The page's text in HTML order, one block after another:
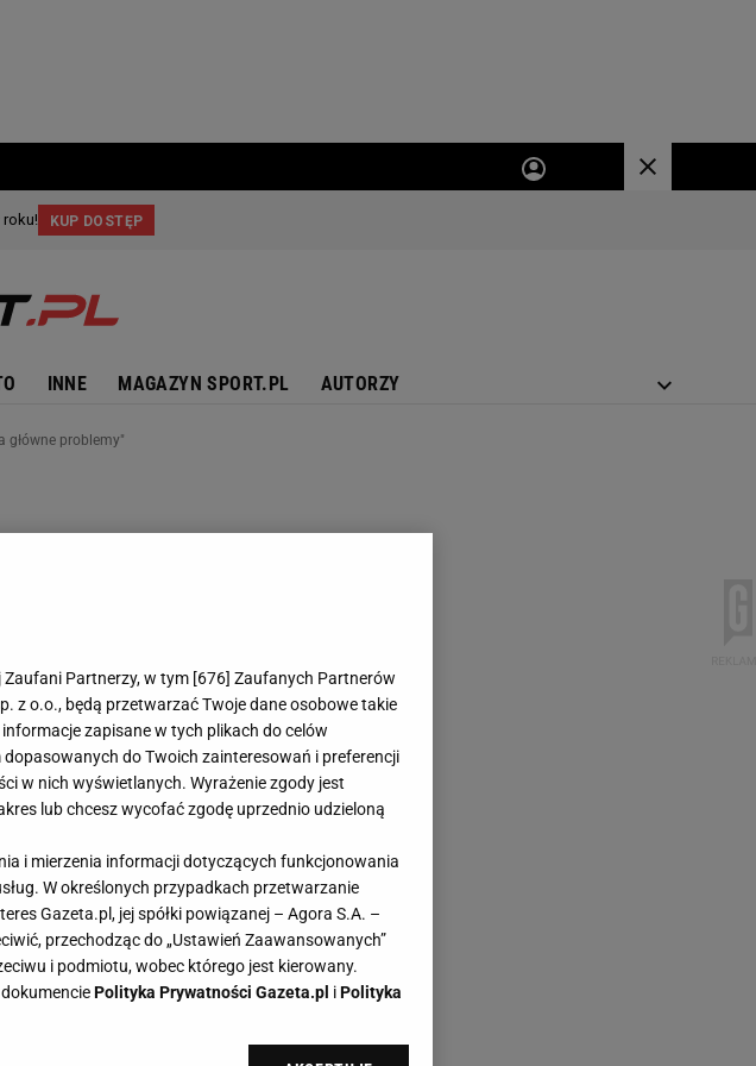
INNE MAGAZYN SPORT.PL AUTORZY
główne problemy"
Zaufani Partnerzy, w tym [676] Zaufanych Partnerów
z o.o., będą przetwarzać Twoje dane osobowe takie
zapisane w tych plikach do celów
do Twoich zainteresowań i preferencji
w nich wyświetlanych. Wyrażenie zgody jest
lub chcesz wycofać zgodę uprzednio udzieloną
i mierzenia informacji dotyczących funkcjonowania
W określonych przypadkach przetwarzanie
Gazeta.pl, jej spółki powiązanej – Agora S.A. –
przechodząc do „Ustawień Zaawansowanych”
i podmiotu, wobec którego jest kierowany.
Polityka Prywatności Gazeta.pl iPolityka